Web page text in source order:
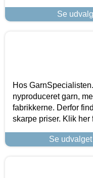
Se
Hos
nyproduceret garn,
fabrikkerne. Derfor
skarpe priser. Klik her
Se